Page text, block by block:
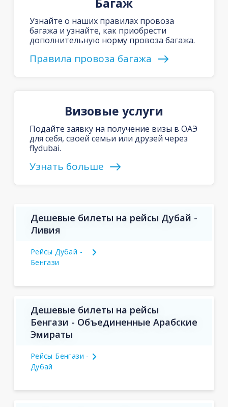
Узнайте о наших правилах провоза
багажа и узнайте, как приобрести
дополнительную норму провоза багажа.
Правила провоза багажа
Визовые услуги
Подайте заявку на получение визы в ОАЭ
для себя, своей семьи или друзей через
flydubai.
Узнать больше
Дешевые билеты на рейсы Дубай -
Ливия
Рейсы Дубай -
Бенгази
Дешевые билеты на рейсы
Бенгази - Объединенные Арабские
Эмираты
Рейсы Бенгази -
Дубай